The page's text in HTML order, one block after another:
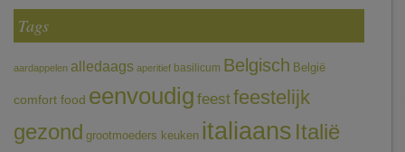
Tags
aardappelen alledaags aperitief basilicum Belgisch België
comfort food eenvoudig feestfeestelijk
gezond grootmoeders keuken italiaans Italië